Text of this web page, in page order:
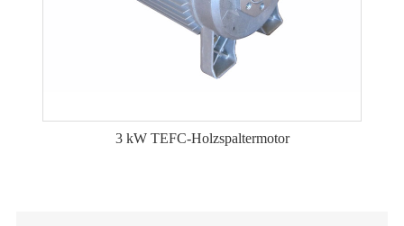
3 kW TEFC-Holzspaltermotor